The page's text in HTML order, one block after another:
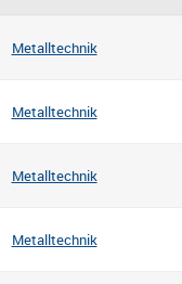
Metalltechnik
Metalltechnik
Metalltechnik
Metalltechnik